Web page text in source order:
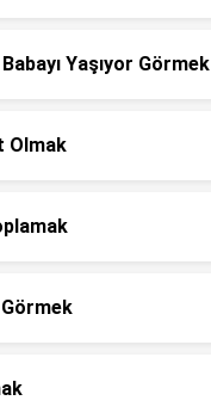
Yaşıyor Görmek
Olmak